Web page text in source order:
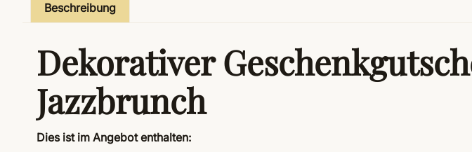
Beschreibung
Dekorativer
Jazzbrunch
Dies ist im Angebot enthalten: